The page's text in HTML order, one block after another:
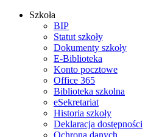
Szkoła
BIP
Statut szkoły
Dokumenty szkoły
E-Biblioteka
Konto pocztowe
Office 365
Biblioteka szkolna
eSekretariat
Historia szkoły
Deklaracja dostępności
Ochrona danych